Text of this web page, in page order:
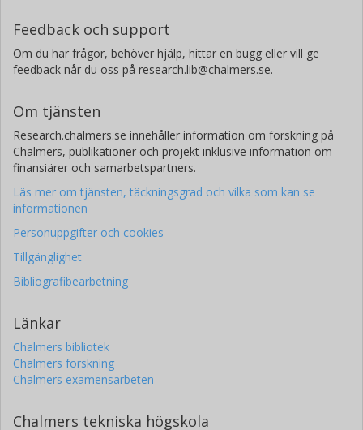
Feedback och support
Om du har frågor, behöver hjälp, hittar en bugg eller vill ge
feedback når du oss på research.lib@chalmers.se.
Om tjänsten
Research.chalmers.se innehåller information om forskning på
Chalmers, publikationer och projekt inklusive information om
finansiärer och samarbetspartners.
Läs mer om tjänsten, täckningsgrad och vilka som kan se
informationen
Personuppgifter och cookies
Tillgänglighet
Bibliografibearbetning
Länkar
Chalmers bibliotek
Chalmers forskning
Chalmers examensarbeten
Chalmers tekniska högskola